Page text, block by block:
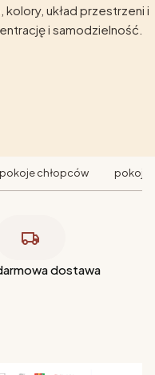
kolory, układ przestrzeni i
i samodzielność.
pokoje chłopców pokoje
dostawa